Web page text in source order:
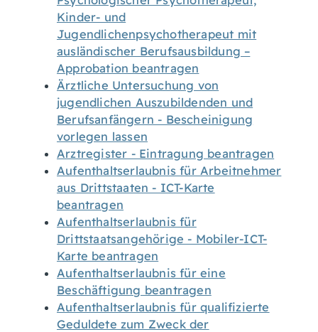
Kinder- und
Jugendlichenpsychotherapeut mit
ausländischer Berufsausbildung –
Approbation beantragen
Ärztliche Untersuchung von
jugendlichen Auszubildenden und
Berufsanfängern - Bescheinigung
vorlegen lassen
Arztregister - Eintragung beantragen
Aufenthaltserlaubnis für Arbeitnehmer
aus Drittstaaten - ICT-Karte
beantragen
Aufenthaltserlaubnis für
Drittstaatsangehörige - Mobiler-ICT-
Karte beantragen
Aufenthaltserlaubnis für eine
Beschäftigung beantragen
Aufenthaltserlaubnis für qualifizierte
Geduldete zum Zweck der